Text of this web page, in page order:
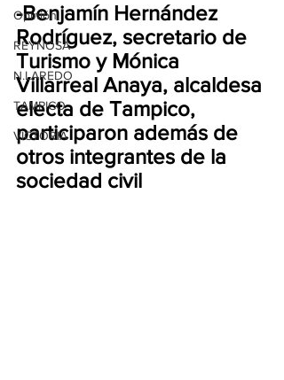
Opinión
REYNOSA
N.LAREDO
TAMPICO
VICTORIA
-Benjamín Hernández
Rodríguez, secretario de
Turismo y Mónica
Villarreal Anaya, alcaldesa
electa de Tampico,
participaron además de
otros integrantes de la
sociedad civil